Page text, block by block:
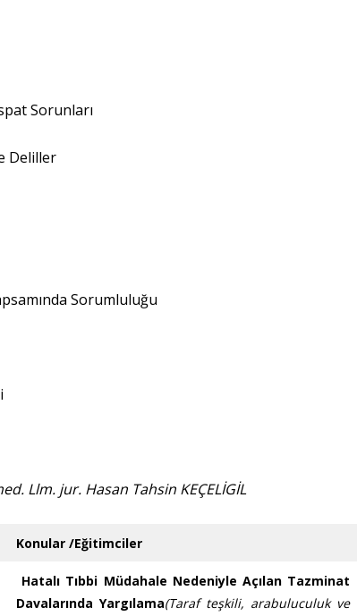
Sorunları
Deliller
Sorumluluğu
Llm. jur. Hasan Tahsin KEÇELİGİL
Konular /Eğitimciler
Hatalı Tıbbi Müdahale Nedeniyle Açılan Tazminat
Davalarında Yargılama(Taraf teşkili, arabuluculuk ve